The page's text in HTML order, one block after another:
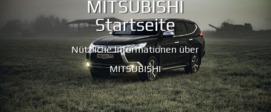
MITSUBISHI
Startseite
Nützliche Informationen über
MITSUBISHI